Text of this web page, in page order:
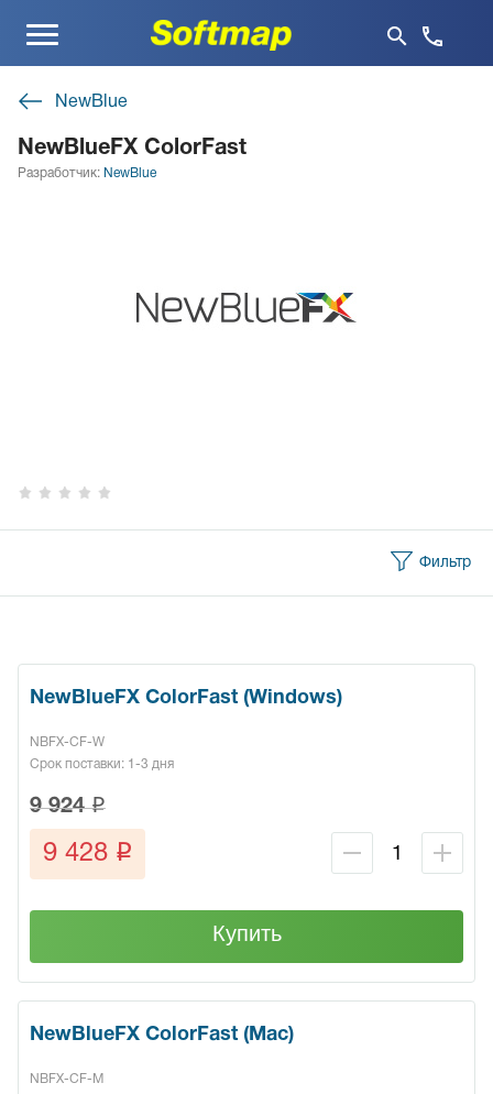
Меню
NewBlue
NewBlueFX ColorFast
Разработчик: NewBlue
Фильтр
NewBlueFX ColorFast (Windows)
NBFX-CF-W
Срок поставки: 1-3 дня
9 924q
9 428 q
Купить
NewBlueFX ColorFast (Mac)
NBFX-CF-M